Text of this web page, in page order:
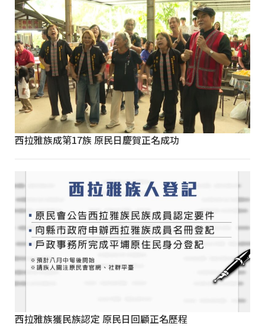
西拉雅族成第17族 原民日慶賀正名成功
西拉雅族獲民族認定 原民日回顧正名歷程